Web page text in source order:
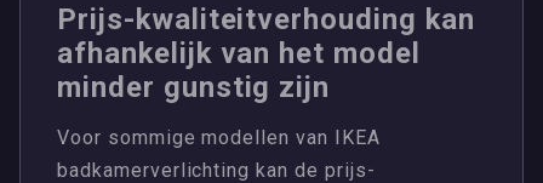
Prijs-kwaliteitverhouding kan
afhankelijk van het model
minder gunstig zijn
Voor sommige modellen van IKEA
badkamerverlichting kan de prijs-